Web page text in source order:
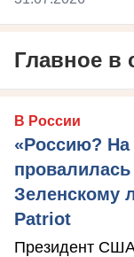
Главное в
В России
«Россию? На
Зеленскому
Patriot
Президент США